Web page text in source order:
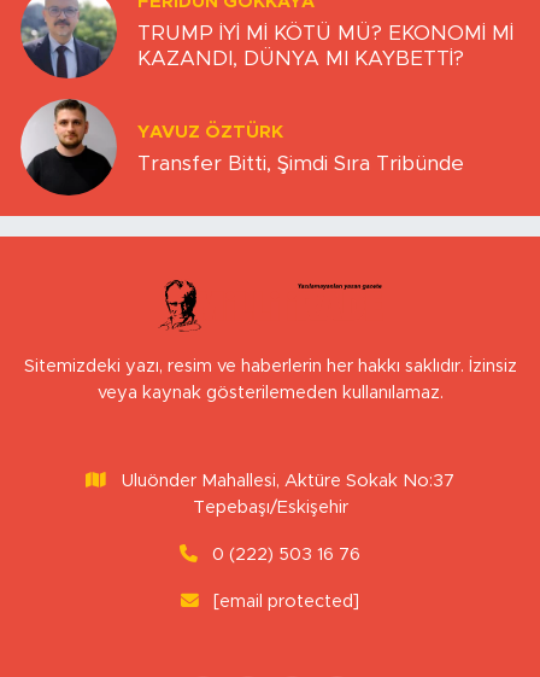
TRUMP İYİ Mİ KÖTÜ MÜ? EKONOMİ Mİ
KAZANDI, DÜNYA MI KAYBETTİ?
YAVUZ ÖZTÜRK
Transfer Bitti, Şimdi Sıra Tribünde
Sitemizdeki yazı, resim ve haberlerin her hakkı saklıdır. İzinsiz
veya kaynak gösterilemeden kullanılamaz.
Uluönder Mahallesi, Aktüre Sokak No:37
Tepebaşı/Eskişehir
0 (222) 503 16 76
[email protected]